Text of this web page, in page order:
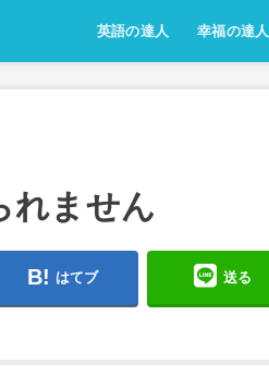
英語の達人 幸福の達人
れません
はてブ 送る